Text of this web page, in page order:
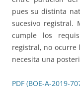
pues su distinta
sucesivo registral.
cumple los
registral, no ocurre
necesita una
PDF (BOE-A-2019-